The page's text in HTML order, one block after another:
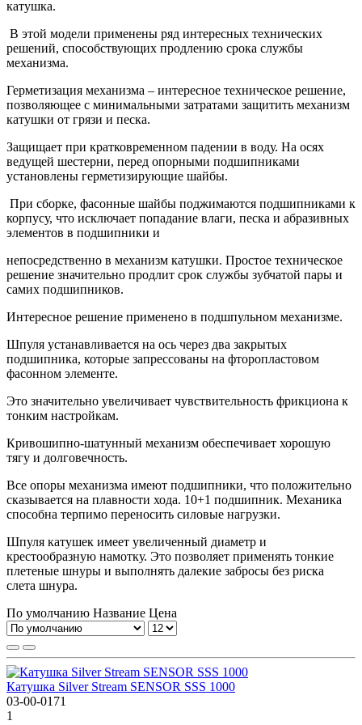
катушка.
В этой модели применены ряд интересных технических
решений, способствующих продлению срока службы
механизма.
Герметизация механизма – интересное техническое решение,
позволяющее с минимальными затратами защитить механизм
катушки от грязи и песка.
Защищает при кратковременном падении в воду. На осях
ведущей шестерни, перед опорными подшипниками
установлены герметизирующие шайбы.
При сборке, фасонные шайбы поджимаются подшипниками к
корпусу, что исключает попадание влаги, песка и абразивных
элементов в подшипники и
непосредственно в механизм катушки. Простое техническое
решение значительно продлит срок службы зубчатой пары и
самих подшипников.
Интересное решение применено в подшпульном механизме.
Шпуля устанавливается на ось через два закрытых
подшипника, которые запрессованы на фторопластовом
фасонном элементе.
Это значительно увеличивает чувствительность фрикциона к
тонким настройкам.
Кривошипно-шатунный механизм обеспечивает хорошую
тягу и долговечность.
Все опоры механизма имеют подшипники, что положительно
сказывается на плавности хода. 10+1 подшипник. Механика
способна терпимо переносить силовые нагрузки.
Шпуля катушек имеет увеличенный диаметр и
крестообразную намотку. Это позволяет применять тонкие
плетеные шнуры и выполнять далекие забросы без риска
слета шнура.
По умолчанию Название Цена
Катушка Silver Stream SENSOR SSS 1000
03-00-0171
1